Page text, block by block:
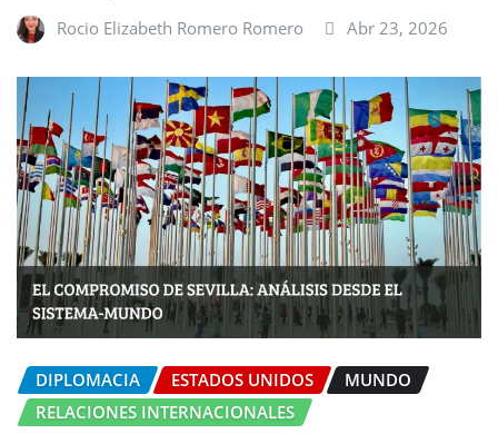
Rocio Elizabeth Romero Romero Abr 23, 2026
DIPLOMACIA ESTADOS UNIDOS
MUNDO
RELACIONES INTERNACIONALES